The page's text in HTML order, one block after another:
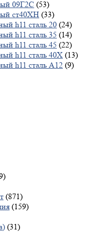
09Г2С (53)
ст40ХН (33)
h11 сталь 20 (24)
h11 сталь 35 (14)
h11 сталь 45 (22)
h11 сталь 40X (13)
h11 сталь А12 (9)
(871)
(159)
(31)